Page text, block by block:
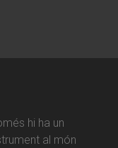
hi ha un
al món